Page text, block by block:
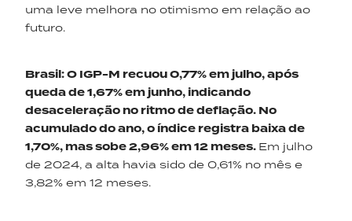
uma leve melhora no otimismo em relação ao
futuro.
Brasil:O IGP-M recuou 0,77% em julho, após
queda de 1,67% em junho, indicando
desaceleração no ritmo de deflação. No
acumulado do ano, o índice registra baixa de
1,70%, mas sobe 2,96% em 12 meses. Em julho
de 2024, a alta havia sido de 0,61% no mês e
3,82% em 12 meses.